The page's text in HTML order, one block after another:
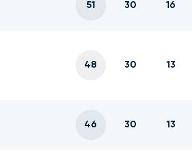
51 30 16
48 30 13
46 30 13